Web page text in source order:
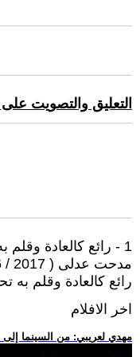
التعليق والتصويت
1 - رائع كالعادة وقلم به تحدى دائما
مدحت عدلى ( 2017 / 6 / 30 - 07:00 )
رائع كالعادة وقلم به
اخر الافلام
.. مهدي لعريبي: من السينما